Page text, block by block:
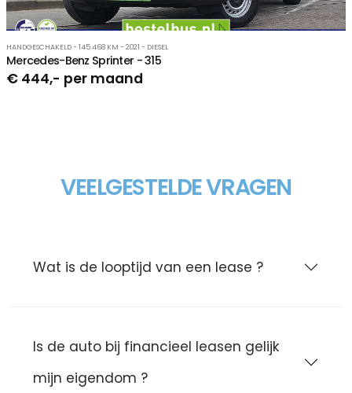
HANDGESCHAKELD - 145.468 KM - 2021 - DIESEL
Mercedes-Benz Sprinter - 315
€ 444,- per maand
VEELGESTELDE VRAGEN
Wat is de looptijd van een lease ?
Is de auto bij financieel leasen gelijk
mijn eigendom ?